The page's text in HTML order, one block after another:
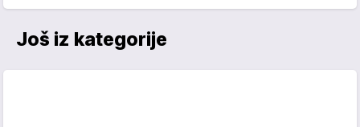
Još iz kategorije